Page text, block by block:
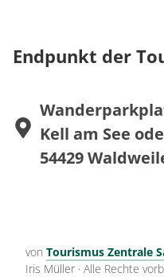
info.de
Endpunkt der
Kell am See
54429
von Tourismus Zentrale
Iris Müller · Alle Rechte